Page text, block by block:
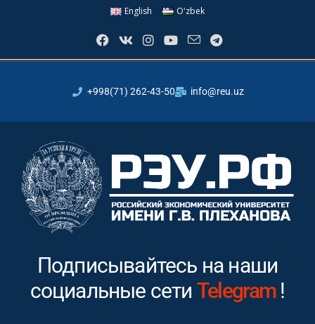
English Oʻzbek
+998(71) 262-43-50 info@reu.uz
Подписывайтесь на наши
социальные сети Instagram !